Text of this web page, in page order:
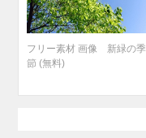
フリー素材 画像 新緑の季
節 (無料)